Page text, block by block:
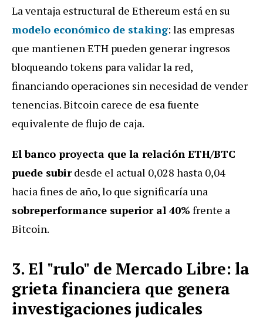
La ventaja estructural de Ethereum está en su
modelo económico de staking: las empresas
que mantienen ETH pueden generar ingresos
bloqueando tokens para validar la red,
financiando operaciones sin necesidad de vender
tenencias. Bitcoin carece de esa fuente
equivalente de flujo de caja.
El banco proyecta que la relación ETH/BTC
puede subirdesde el actual 0,028 hasta 0,04
hacia fines de año, lo que significaría una
sobreperformance superior al 40% frente a
Bitcoin.
3. El "rulo" de Mercado Libre: la
grieta financiera que genera
investigaciones judicales